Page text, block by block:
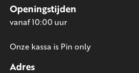
Adres
Openingstijden
vanaf 10:00 uur
Onze kassa is Pin only